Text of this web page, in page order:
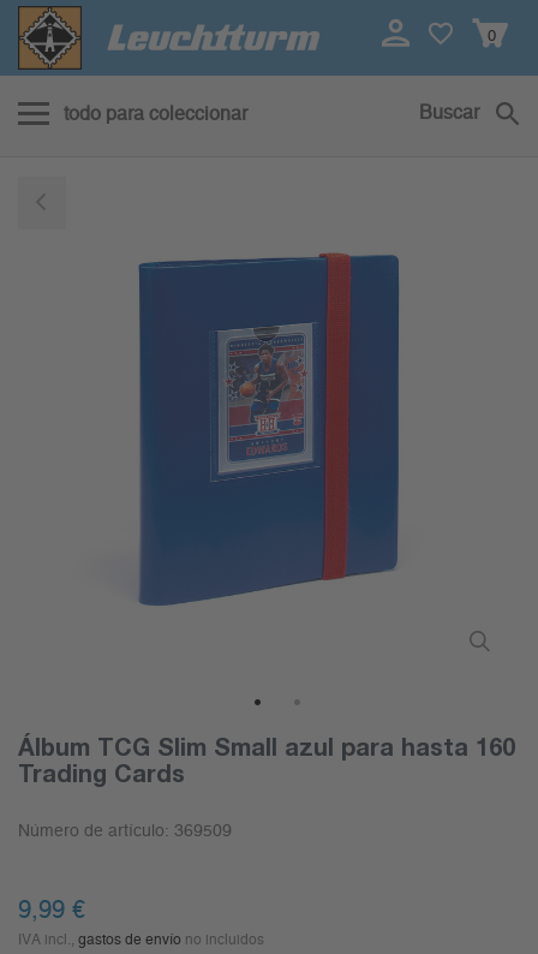
0
todo para coleccionar Buscar
Álbum TCG Slim Small azul para hasta 160
Trading Cards
Número de artículo: 369509
9,99 €
IVA incl., gastos de envío no incluidos